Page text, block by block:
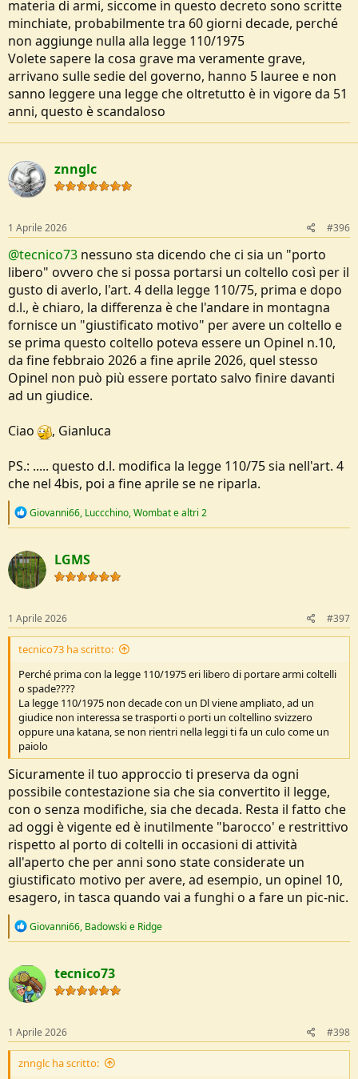
materia di armi, siccome in questo decreto sono scritte
minchiate, probabilmente tra 60 giorni decade, perché
non aggiunge nulla alla legge 110/1975
Volete sapere la cosa grave ma veramente grave,
arrivano sulle sedie del governo, hanno 5 lauree e non
sanno leggere una legge che oltretutto è in vigore da 51
anni, questo è scandaloso
znnglc
1 Aprile 2026 #396
@tecnico73 nessuno sta dicendo che ci sia un "porto
libero" ovvero che si possa portarsi un coltello così per il
gusto di averlo, l'art. 4 della legge 110/75, prima e dopo
d.l., è chiaro, la differenza è che l'andare in montagna
fornisce un "giustificato motivo" per avere un coltello e
se prima questo coltello poteva essere un Opinel n.10,
da fine febbraio 2026 a fine aprile 2026, quel stesso
Opinel non può più essere portato salvo finire davanti
ad un giudice.
Ciao
, Gianluca
PS.: ..... questo d.l. modifica la legge 110/75 sia nell'art. 4
che nel 4bis, poi a fine aprile se ne riparla.
R
c
t
i
o
s
:
Giovanni66, Luccchino,Wombate altri 2
LGMS
1 Aprile 2026 #397
tecnico73 ha scritto:
Perché prima con la legge 110/1975 eri libero di portare armi coltelli
o spade????
La legge 110/1975 non decade con un Dl viene ampliato, ad un
giudice non interessa se trasporti o porti un coltellino svizzero
oppure una katana, se non rientri nella leggi ti fa un culo come un
paiolo
Sicuramente il tuo approccio ti preserva da ogni
possibile contestazione sia che sia convertito il legge,
con o senza modifiche, sia che decada. Resta il fatto che
ad oggi è vigente ed è inutilmente "barocco' e restrittivo
rispetto al porto di coltelli in occasioni di attività
all'aperto che per anni sono state considerate un
giustificato motivo per avere, ad esempio, un opinel 10,
esagero, in tasca quando vai a funghi o a fare un pic-nic.
R
c
t
i
o
s
:
Giovanni66, Badowski e Ridge
tecnico73
1 Aprile 2026 #398
znnglc ha scritto: